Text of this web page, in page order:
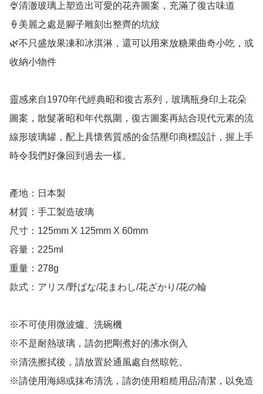
🍨清澈玻璃上塑造出可愛的花卉圖案，充滿了復古味道
🍦美麗之處是腳子雕刻出整齊的坑紋
🌿不只盛放果凍和冰淇淋，還可以用來放糖果曲奇小吃，或
收納小物件
靈感來自1970年代經典昭和復古系列，玻璃瓶身印上花朵
圖案，散髮著昭和年代氛圍，復古圖案再結合現代元素的流
線形玻璃罐，配上具懷舊質感的金箔壓印商標設計，握上手
時令我們好像回到過去一樣。
產地：日本製
材質：手工製造玻璃
尺寸：125mm X 125mm X 60mm
容量：225ml
重量：278g
款式：アリス/野ばな/花まわし/花ざかり/花の輪
※不可使用微波爐、洗碗機
※不是耐熱玻璃，請勿把剛煮好的沸水倒入
※清洗擦拭後，請放置於通風處自然晾乾。
※請使用海綿或抹布清洗，請勿使用粗糙用品清潔，以免造